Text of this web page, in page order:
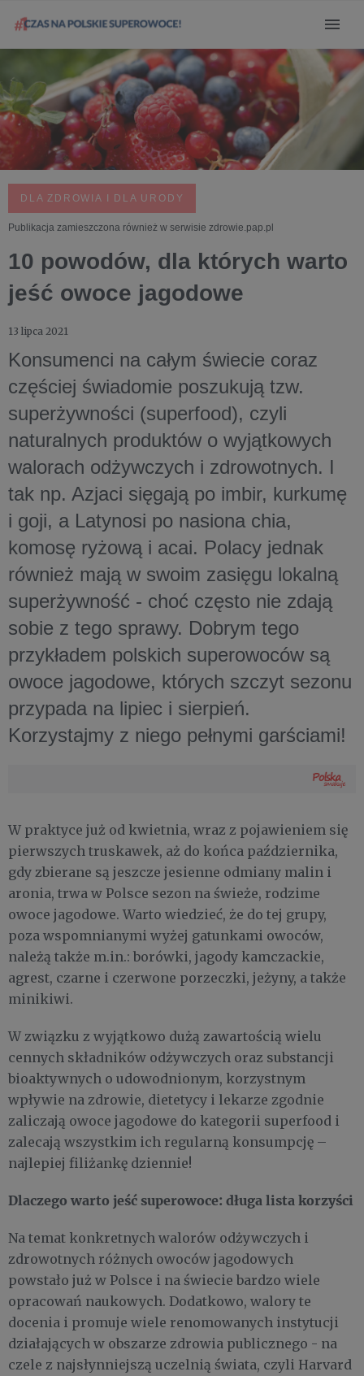
DLA ZDROWIA I DLA URODY
Publikacja zamieszczona również w serwisie zdrowie.pap.pl
10 powodów, dla których warto
jeść owoce jagodowe
13 lipca 2021
Konsumenci na całym świecie coraz
częściej świadomie poszukują tzw.
superżywności (superfood), czyli
naturalnych produktów o wyjątkowych
walorach odżywczych i zdrowotnych. I
tak np. Azjaci sięgają po imbir, kurkumę
i goji, a Latynosi po nasiona chia,
komosę ryżową i acai. Polacy jednak
również mają w swoim zasięgu lokalną
superżywność - choć często nie zdają
sobie z tego sprawy. Dobrym tego
przykładem polskich superowoców są
owoce jagodowe, których szczyt sezonu
przypada na lipiec i sierpień.
Korzystajmy z niego pełnymi garściami!
W praktyce już od kwietnia, wraz z pojawieniem się
pierwszych truskawek, aż do końca października,
gdy zbierane są jeszcze jesienne odmiany malin i
aronia, trwa w Polsce sezon na świeże, rodzime
owoce jagodowe. Warto wiedzieć, że do tej grupy,
poza wspomnianymi wyżej gatunkami owoców,
należą także m.in.: borówki, jagody kamczackie,
agrest, czarne i czerwone porzeczki, jeżyny, a także
minikiwi.
W związku z wyjątkowo dużą zawartością wielu
cennych składników odżywczych oraz substancji
bioaktywnych o udowodnionym, korzystnym
wpływie na zdrowie, dietetycy i lekarze zgodnie
zaliczają owoce jagodowe do kategorii superfood i
zalecają wszystkim ich regularną konsumpcję –
najlepiej filiżankę dziennie!
Dlaczego warto jeść superowoce: długa lista korzyści
Na temat konkretnych walorów odżywczych i
zdrowotnych różnych owoców jagodowych
powstało już w Polsce i na świecie bardzo wiele
opracowań naukowych. Dodatkowo, walory te
docenia i promuje wiele renomowanych instytucji
działających w obszarze zdrowia publicznego - na
czele z najsłynniejszą uczelnią świata, czyli Harvard